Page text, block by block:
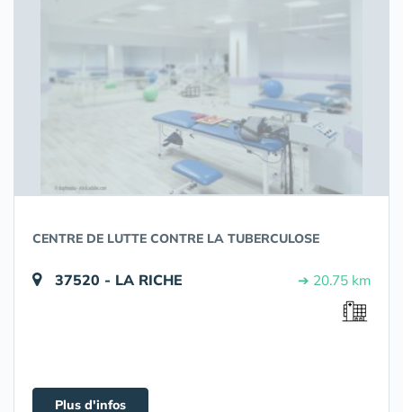
CENTRE DE LUTTE CONTRE LA TUBERCULOSE
37520 - LA RICHE ➔ 20.75 km
Plus d'infos